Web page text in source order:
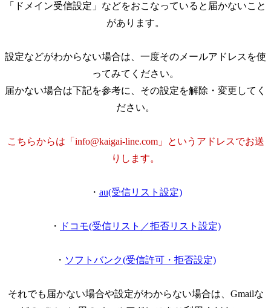
「ドメイン受信設定」などをおこなっていると届かないこと
があります。
設定などがわからない場合は、一度そのメールアドレスを使
ってみてください。
届かない場合は下記を参考に、その設定を解除・変更してく
ださい。
こちらからは「info@kaigai-line.com」というアドレスでお送
りします。
・ au(受信リスト設定)
・ ドコモ(受信リスト／拒否リスト設定)
・ ソフトバンク(受信許可・拒否設定)
それでも届かない場合や設定がわからない場合は、Gmailな